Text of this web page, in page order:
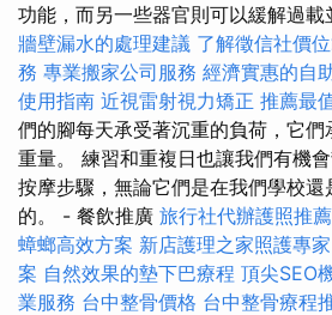
功能，而另一些器官則可以緩解過載
牆壁漏水的處理建議 了解徵信社價
務 專業搬家公司服務 經濟實惠的自
使用指南 近視雷射視力矯正 推薦最
們的腳每天承受著沉重的負荷，它
重量。 練習和重複日也讓我們有機
按摩步驟，無論它們是在我們學校還
的。 - 餐飲推廣 旅行社代辦護照推薦
蟑螂高效方案 新店護理之家照護專家
案 自然效果的墊下巴療程 頂尖SEO
業服務 台中整骨價格 台中整骨療程